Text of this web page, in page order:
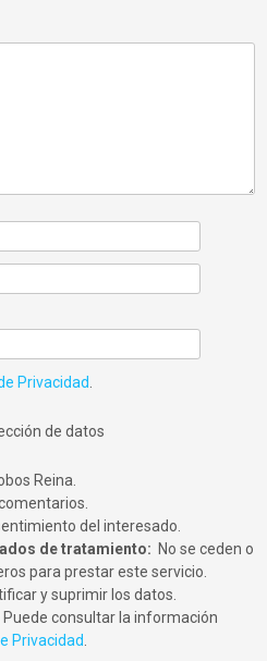
Privacidad
de datos
Reina.
del interesado.
de tratamiento: No se ceden o
para prestar este servicio.
y suprimir los datos.
Puede consultar la información
Privacidad